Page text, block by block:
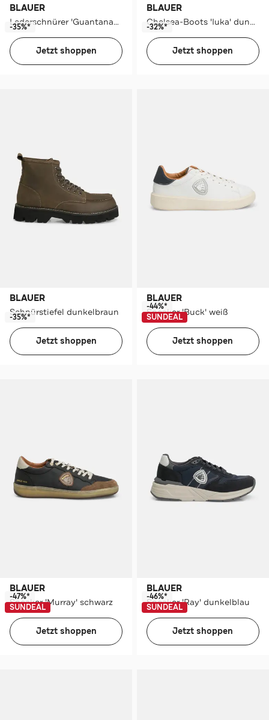
BLAUER
Lederschnürer 'Guantanamo' dunkelblau
-35%*
Jetzt shoppen
BLAUER
Chelsea-Boots 'Iuka' dunkelbraun
-32%*
Jetzt shoppen
BLAUER
Schnürstiefel dunkelbraun
-35%*
Jetzt shoppen
BLAUER
Sneaker 'Buck' weiß
-44%*
SUNDEAL
Jetzt shoppen
BLAUER
Sneaker 'Murray' schwarz
-47%*
SUNDEAL
Jetzt shoppen
BLAUER
Sneaker 'Ray' dunkelblau
-46%*
SUNDEAL
Jetzt shoppen